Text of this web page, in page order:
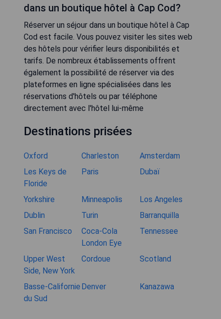
dans un boutique hôtel à Cap Cod?
Réserver un séjour dans un boutique hôtel à Cap
Cod est facile. Vous pouvez visiter les sites web
des hôtels pour vérifier leurs disponibilités et
tarifs. De nombreux établissements offrent
également la possibilité de réserver via des
plateformes en ligne spécialisées dans les
réservations d'hôtels ou par téléphone
directement avec l'hôtel lui-même
Destinations prisées
Oxford Charleston
Amsterdam
Les Keys de
Floride
Paris Dubaï
Yorkshire Minneapolis
Los Angeles
Dublin
Turin
Barranquilla
San Francisco
Coca-Cola
London Eye
Tennessee
Upper West
Side, New York
Cordoue Scotland
Basse-Californie
du Sud
Denver Kanazawa